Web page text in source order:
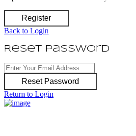
Register
Back to Login
Reset Password
Reset Password
Return to Login